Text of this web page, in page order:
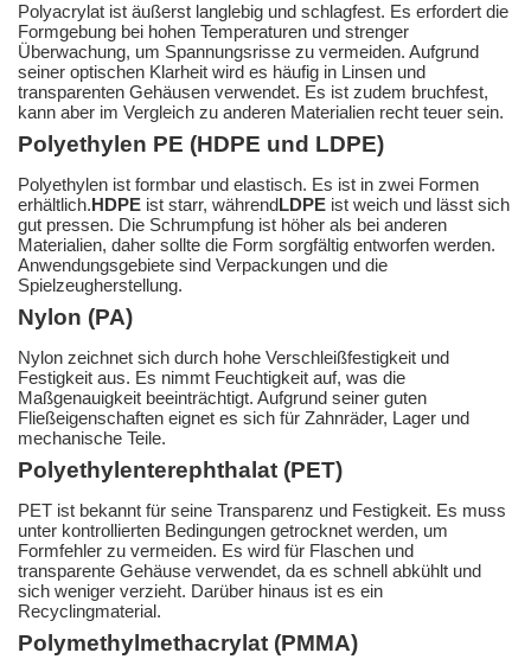
Polyacrylat ist äußerst langlebig und schlagfest. Es erfordert die
Formgebung bei hohen Temperaturen und strenger
Überwachung, um Spannungsrisse zu vermeiden. Aufgrund
seiner optischen Klarheit wird es häufig in Linsen und
transparenten Gehäusen verwendet. Es ist zudem bruchfest,
kann aber im Vergleich zu anderen Materialien recht teuer sein.
Polyethylen PE (HDPE und LDPE)
Polyethylen ist formbar und elastisch. Es ist in zwei Formen
erhältlich.HDPE ist starr, währendLDPE ist weich und lässt sich
gut pressen. Die Schrumpfung ist höher als bei anderen
Materialien, daher sollte die Form sorgfältig entworfen werden.
Anwendungsgebiete sind Verpackungen und die
Spielzeugherstellung.
Nylon (PA)
Nylon zeichnet sich durch hohe Verschleißfestigkeit und
Festigkeit aus. Es nimmt Feuchtigkeit auf, was die
Maßgenauigkeit beeinträchtigt. Aufgrund seiner guten
Fließeigenschaften eignet es sich für Zahnräder, Lager und
mechanische Teile.
Polyethylenterephthalat (PET)
PET ist bekannt für seine Transparenz und Festigkeit. Es muss
unter kontrollierten Bedingungen getrocknet werden, um
Formfehler zu vermeiden. Es wird für Flaschen und
transparente Gehäuse verwendet, da es schnell abkühlt und
sich weniger verzieht. Darüber hinaus ist es ein
Recyclingmaterial.
Polymethylmethacrylat (PMMA)